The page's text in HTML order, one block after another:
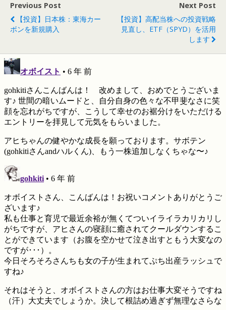
Previous Post
【投資】日本株：東海カー
ボンを新規購入
Next Post
【投資】高配当株への投資戦略
見直し、ETF（SPYD）を活用
します